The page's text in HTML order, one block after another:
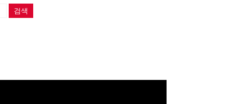
를 모아 보냅니다. 당신의 동행을 청합니다.
[미래에서 온 편지] 편집위원회
처럼 보였으나, 이제는 국가의 존재를 느낄
수 있고, 그 행위를 볼 수 있다. 이 ‘돌아옴’을
추동한 ‘사건’은 물론 코로나19 바이러스의
청소년청년위원회를 준비하고 있는 정로빈
당원을 만났다. 작년 중대재해기업처벌법 제
소리를 인터뷰에 담았다.
검색